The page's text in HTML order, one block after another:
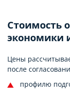
Стоимость
экономики
Цены
после
профилю